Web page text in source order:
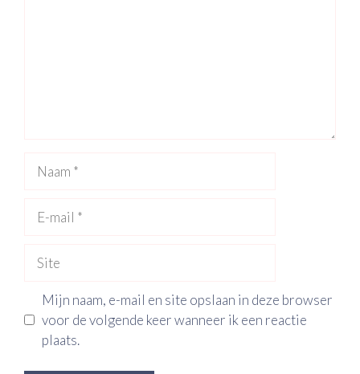
Naam
mail
Site
Mijn naam, e-mail en site opslaan in deze browser
voor de volgende keer wanneer ik een reactie
plaats.